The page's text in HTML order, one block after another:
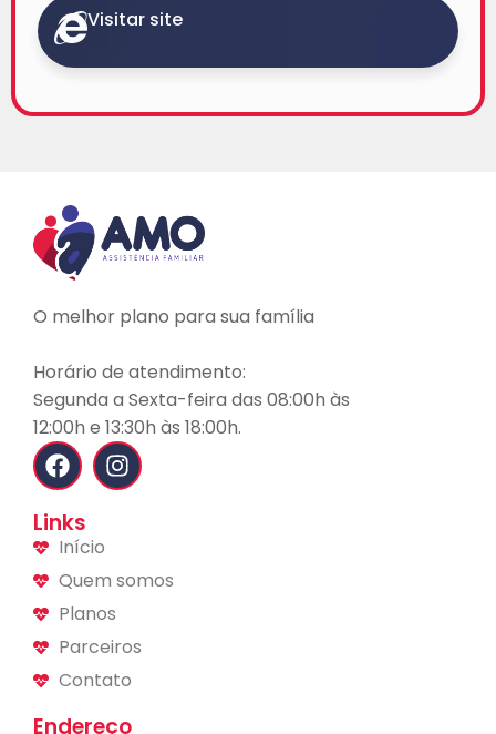
Visitar site
O melhor plano para sua família
Horário de atendimento:
Segunda a Sexta-feira das 08:00h às
12:00h e 13:30h às 18:00h.
Links
Início
Quem somos
Planos
Parceiros
Contato
Endereço